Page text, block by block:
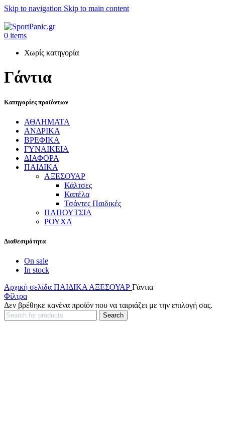
Skip to navigation Skip to main content
0 items
Χωρίς κατηγορία
Γάντια
Κατηγορίες προϊόντων
ΑΘΛΗΜΑΤΑ
ΑΝΔΡΙΚΑ
ΒΡΕΦΙΚΑ
ΓΥΝΑΙΚΕΙΑ
ΔΙΑΦΟΡΑ
ΠΑΙΔΙΚΑ
ΑΞΕΣΟΥΑΡ
Κάλτσες
Καπέλα
Τσάντες Παιδικές
ΠΑΠΟΥΤΣΙΑ
ΡΟΥΧΑ
Διαθεσιμότητα
On sale
In stock
Αρχική σελίδα ΠΑΙΔΙΚΑ ΑΞΕΣΟΥΑΡ Γάντια
Φίλτρα
Δεν βρέθηκε κανένα προϊόν που να ταιριάζει με την επιλογή σας.
Search